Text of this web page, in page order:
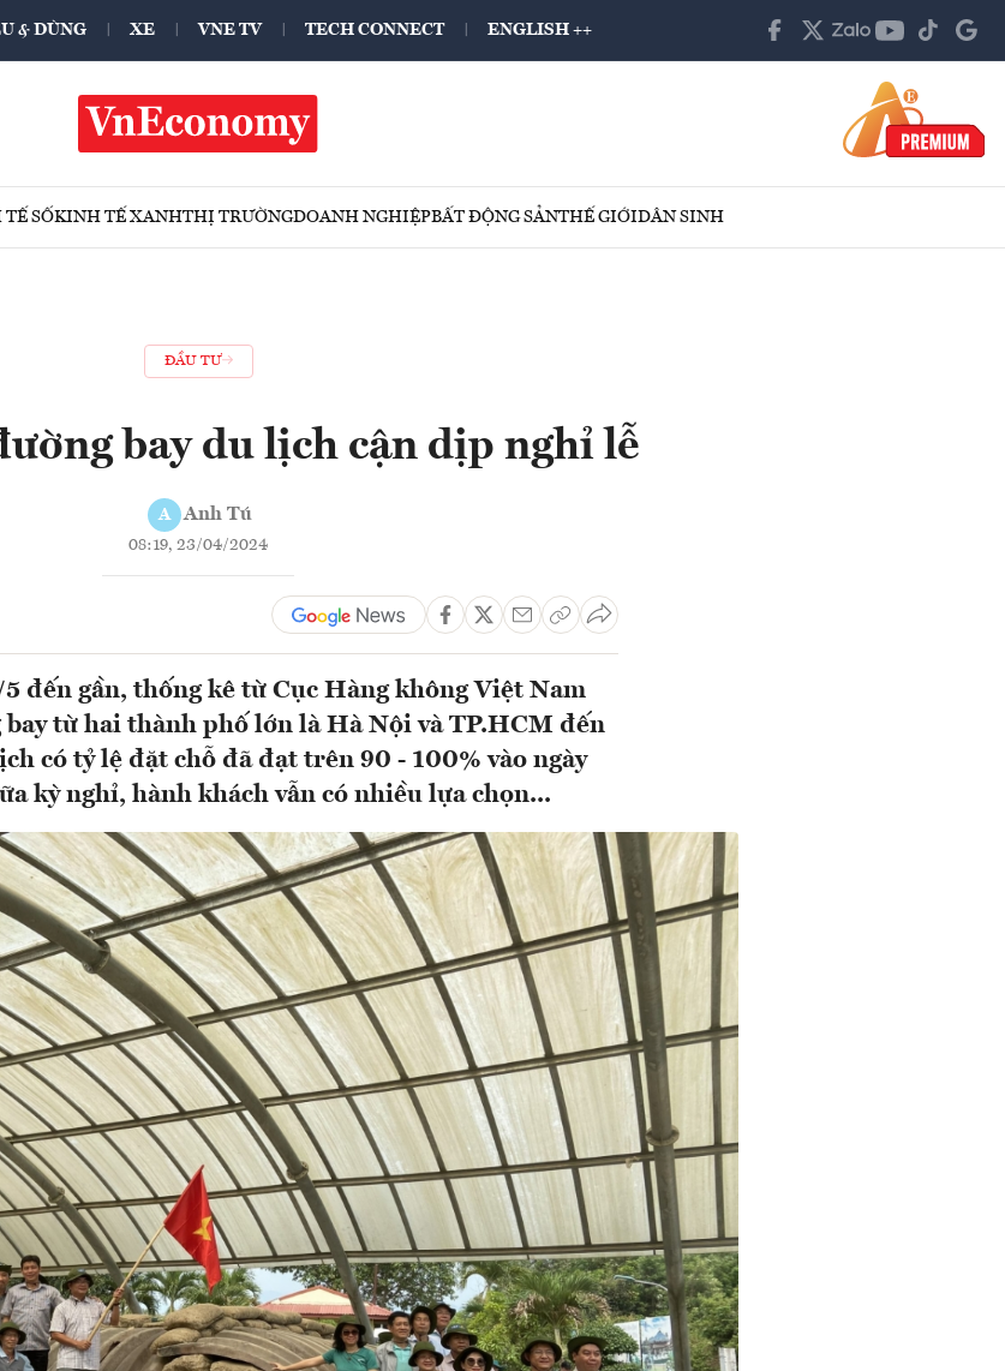
& DÙNG XE VNE TV TECH CONNECT ENGLISH ++
SỐKINH TẾ XANHTHỊ TRƯỜNGDOANH NGHIỆPBẤT ĐỘNG SẢNTHẾ GIỚIDÂN SINH
ĐẦU TƯ
bay du lịch cận dịp nghỉ lễ
A Anh Tú
08:19, 23/04/2024
đến gần, thống kê từ Cục Hàng không Việt Nam
bay từ hai thành phố lớn là Hà Nội và TP.HCM đến
có tỷ lệ đặt chỗ đã đạt trên 90 - 100% vào ngày
kỳ nghỉ, hành khách vẫn có nhiều lựa chọn...